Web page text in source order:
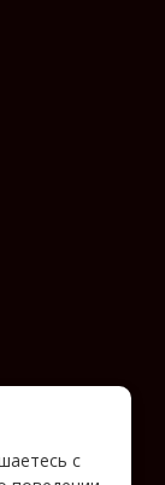
с